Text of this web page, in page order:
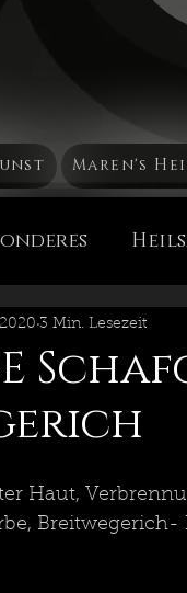
Maren's
Россия
Reise, Reise...
3 Min. Lesezeit
Haut,